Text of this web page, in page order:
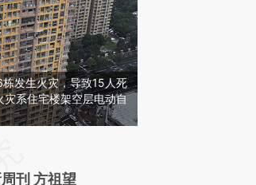
发生火灾，导致15人死
系住宅楼架空层电动自
刊 方祖望